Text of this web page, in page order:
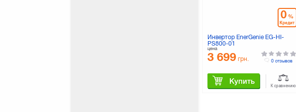
0 %
Кредит
Инвертор EnerGenie EG-HI-
PS800-01
цена
3 699 грн.
Купить
0 отзывов
К сравнению